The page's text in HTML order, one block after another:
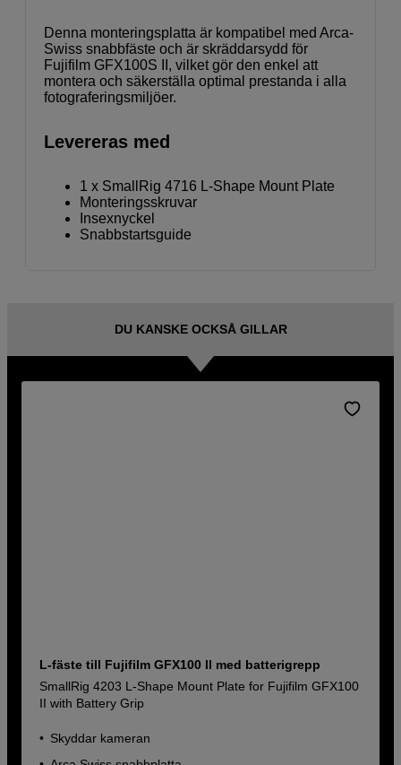
Denna monteringsplatta är kompatibel med Arca-
Swiss snabbfäste och är skräddarsydd för
Fujifilm GFX100S II, vilket gör den enkel att
montera och säkerställa optimal prestanda i alla
fotograferingsmiljöer.
Levereras med
1 x SmallRig 4716 L-Shape Mount Plate
Monteringsskruvar
Insexnyckel
Snabbstartsguide
DU KANSKE OCKSÅ GILLAR
L-fäste till Fujifilm GFX100 II med batterigrepp
SmallRig 4203 L-Shape Mount Plate for Fujifilm GFX100
II with Battery Grip
Skyddar kameran